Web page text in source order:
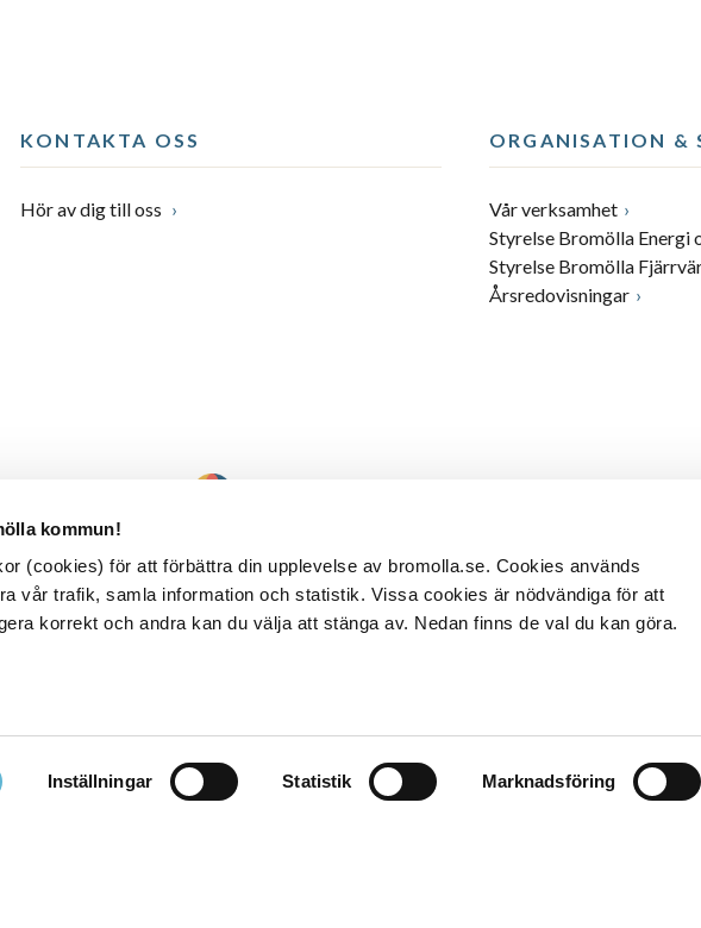
kommun!
(cookies) för att förbättra din upplevelse av bromolla.se. Cookies används
vår trafik, samla information och statistik. Vissa cookies är nödvändiga för att
korrekt och andra kan du välja att stänga av. Nedan finns de val du kan göra.
Inställningar Statistik Marknadsföring
KONTAKTA OSS
Hör av dig till oss
ORGANISATION &
Vår verksamhet
Styrelse Bromölla Energi
Styrelse Bromölla
Årsredovisningar